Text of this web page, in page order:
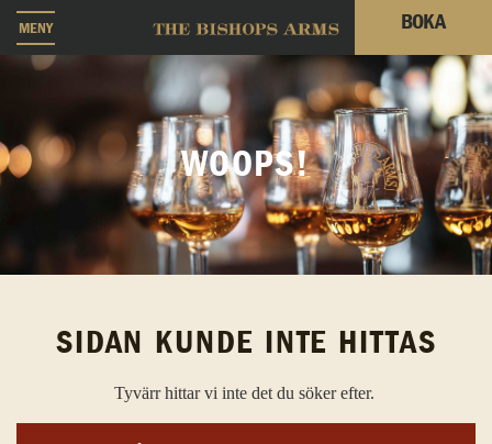
MENY BOKA
WOOPS!
SIDAN KUNDE INTE HITTAS
Tyvärr hittar vi inte det du söker efter.